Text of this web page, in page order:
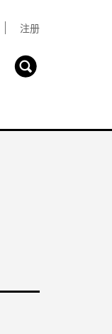
注册